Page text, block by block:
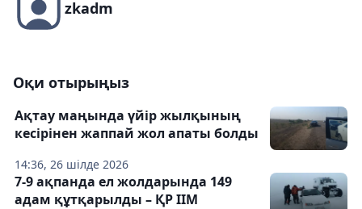
zkadm
Оқи отырыңыз
14:36, 26 шілде 2026
Ақтау маңында үйір жылқының
кесірінен жаппай жол апаты болды
7-9 ақпанда ел жолдарында 149
адам құтқарылды – ҚР ІІМ